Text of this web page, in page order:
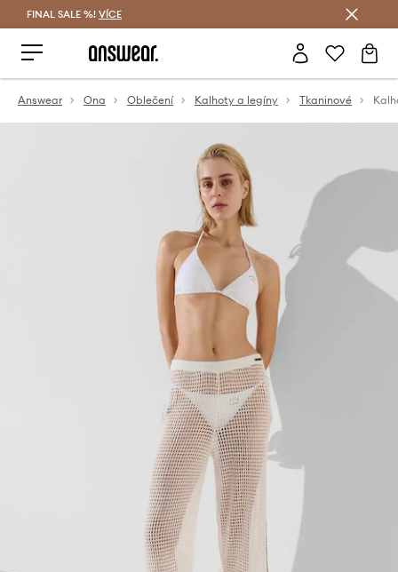
FINAL SALE %! VÍCE
Answear Ona Oblečení Kalhoty a legíny Tkaninové